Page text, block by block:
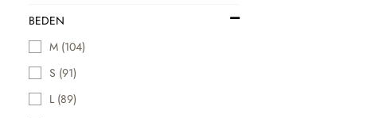
BEDEN
M (104)
S (91)
L (89)